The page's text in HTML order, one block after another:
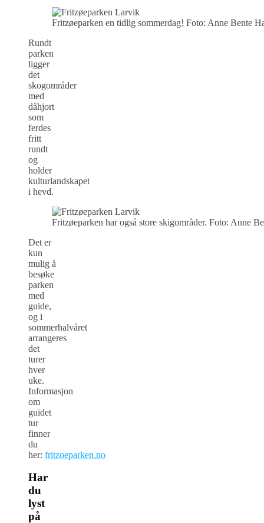
Fritzøeparken en tidlig sommerdag! Foto: Anne Bente
Rundt
parken
ligger
det
skogområder
med
dåhjort
som
ferdes
fritt
rundt
og
holder
kulturlandskapet
i hevd.
Fritzøeparken har også store skigområder. Foto: Anne
Det er
kun
mulig å
besøke
parken
med
guide,
og i
sommerhalvåret
arrangeres
det
turer
hver
uke.
Informasjon
om
guidet
tur
finner
du
her: fritzoeparken.no
Har
du
lyst
på